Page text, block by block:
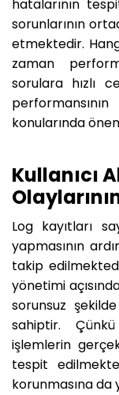
hatalarının
sorunlarının
etmektedir.
zaman
sorulara hızlı
konularında
Kullanıcı
Log kayıtları
yapmasının
takip
yönetimi
sorunsuz
sahiptir.
işlemlerin
tespit
korunmasına da